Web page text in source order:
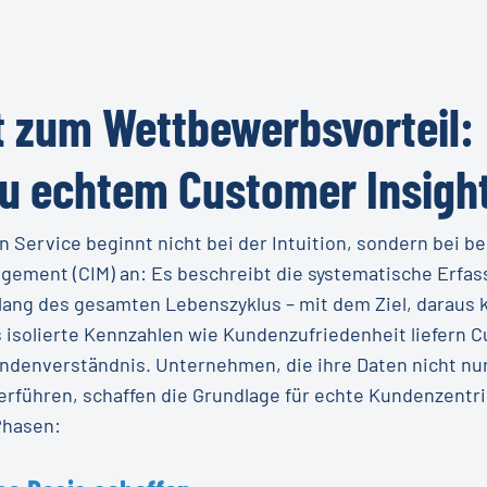
zum Wettbewerbsvorteil:
echtem Customer
Service beginnt nicht bei der Intuition, sondern bei
(CIM) an: Es beschreibt die systematische
des gesamten Lebenszyklus – mit dem Ziel,
isolierte Kennzahlen wie Kundenzufriedenheit liefern
Unternehmen, die ihre Daten nicht
schaffen die Grundlage für echte